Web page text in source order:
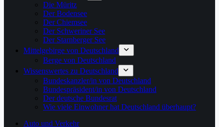
Die Müritz
Der Bodensee
Der Chiemsee
Der Schweriner See
Der Starnberger See
Mittelgebirge von Deutschland
Berge von Deutschland
Wissenswertes zu Deutschland
Bundeskanzler/in von Deutschland
Bundespräsident/in von Deutschland
Der deutsche Bundesrat
Wie viele Einwohner hat Deutschland überhaupt?
Auto und Verkehr